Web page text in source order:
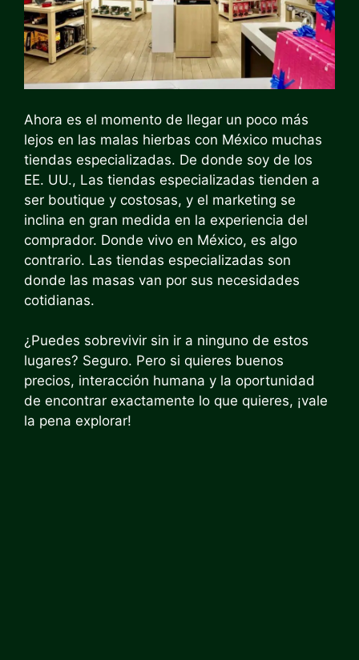
Ahora es el momento de llegar un poco más
lejos en las malas hierbas con México muchas
tiendas especializadas. De donde soy de los
EE. UU., Las tiendas especializadas tienden a
ser boutique y costosas, y el marketing se
inclina en gran medida en la experiencia del
comprador. Donde vivo en México, es algo
contrario. Las tiendas especializadas son
donde las masas van por sus necesidades
cotidianas.
¿Puedes sobrevivir sin ir a ninguno de estos
lugares? Seguro. Pero si quieres buenos
precios, interacción humana y la oportunidad
de encontrar exactamente lo que quieres, ¡vale
la pena explorar!